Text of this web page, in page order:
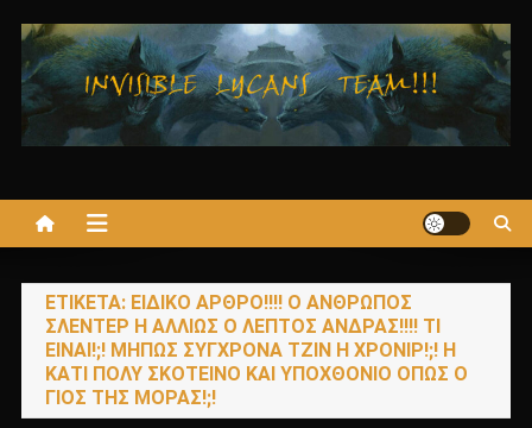
στο
περιεχόμενο
ΕΤΙΚΈΤΑ: ΕΙΔΙΚΟ ΑΡΘΡΟ!!!! Ο ΑΝΘΡΩΠΟΣ
ΣΛΕΝΤΕΡ Η ΑΛΛΙΩΣ Ο ΛΕΠΤΟΣ ΑΝΔΡΑΣ!!!! ΤΙ
ΕΙΝΑΙ!;! ΜΗΠΩΣ ΣΥΓΧΡΟΝΑ ΤΖΙΝ Η ΧΡΟΝΙΡ!;! Η
ΚΑΤΙ ΠΟΛΥ ΣΚΟΤΕΙΝΟ ΚΑΙ ΥΠΟΧΘΟΝΙΟ ΟΠΩΣ Ο
ΓΙΟΣ ΤΗΣ ΜΟΡΑΣ!;!